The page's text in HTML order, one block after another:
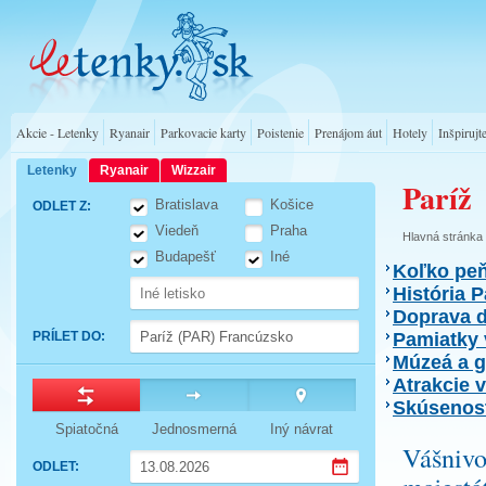
Akcie - Letenky Ryanair Parkovacie karty Poistenie Prenájom áut Hotely
Letenky Ryanair Wizzair
ODLET Z:
Bratislava
Viedeň
Budapešť
Košice
Praha
Iné
PRÍLET DO:
Spiatočná Jednosmerná Iný návrat
ODLET:
Paríž
Hlavná stránka
Koľko
História
Doprava
Pamiatky
Múzeá a
Atrakcie